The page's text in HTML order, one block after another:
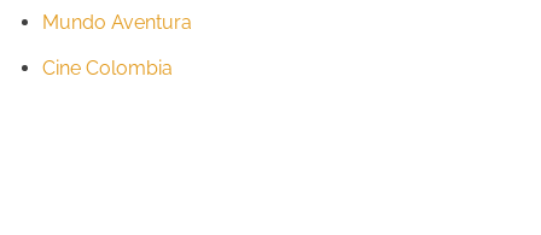
Mundo Aventura
Cine Colombia